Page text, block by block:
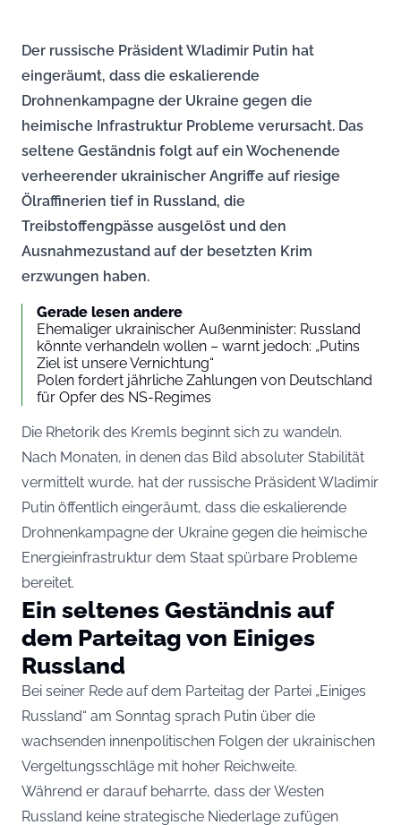
Der russische Präsident Wladimir Putin hat
eingeräumt, dass die eskalierende
Drohnenkampagne der Ukraine gegen die
heimische Infrastruktur Probleme verursacht. Das
seltene Geständnis folgt auf ein Wochenende
verheerender ukrainischer Angriffe auf riesige
Ölraffinerien tief in Russland, die
Treibstoffengpässe ausgelöst und den
Ausnahmezustand auf der besetzten Krim
erzwungen haben.
Gerade lesen andere
Ehemaliger ukrainischer Außenminister: Russland
könnte verhandeln wollen – warnt jedoch: „Putins
Ziel ist unsere Vernichtung“
Polen fordert jährliche Zahlungen von Deutschland
für Opfer des NS-Regimes
Die Rhetorik des Kremls beginnt sich zu wandeln.
Nach Monaten, in denen das Bild absoluter Stabilität
vermittelt wurde, hat der russische Präsident Wladimir
Putin öffentlich eingeräumt, dass die eskalierende
Drohnenkampagne der Ukraine gegen die heimische
Energieinfrastruktur dem Staat spürbare Probleme
bereitet.
Ein seltenes Geständnis auf
dem Parteitag von Einiges
Russland
Bei seiner Rede auf dem Parteitag der Partei „Einiges
Russland“ am Sonntag sprach Putin über die
wachsenden innenpolitischen Folgen der ukrainischen
Vergeltungsschläge mit hoher Reichweite.
Während er darauf beharrte, dass der Westen
Russland keine strategische Niederlage zufügen